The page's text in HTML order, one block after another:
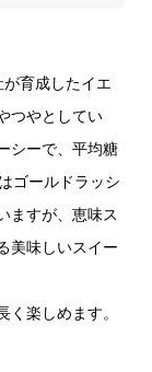
が育成したイエ
つやとしてい
シーで、平均糖
ゴールドラッシ
ますが、恵味ス
美味しいスイー
楽しめます。